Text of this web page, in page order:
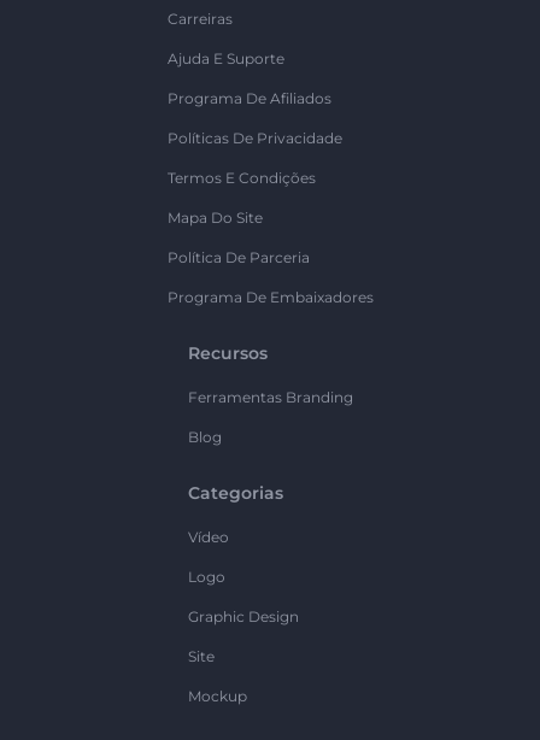
Carreiras
Ajuda E Suporte
Programa De Afiliados
Políticas De Privacidade
Termos E Condições
Mapa Do Site
Política De Parceria
Programa De Embaixadores
Recursos
Ferramentas Branding
Blog
Categorias
Vídeo
Logo
Graphic Design
Site
Mockup